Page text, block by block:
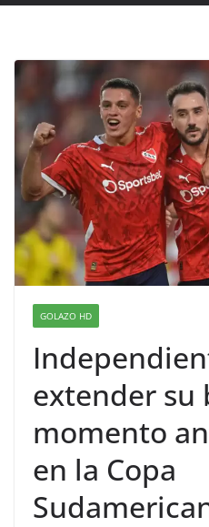
GOLAZO HD
extender su
momento
en la Copa